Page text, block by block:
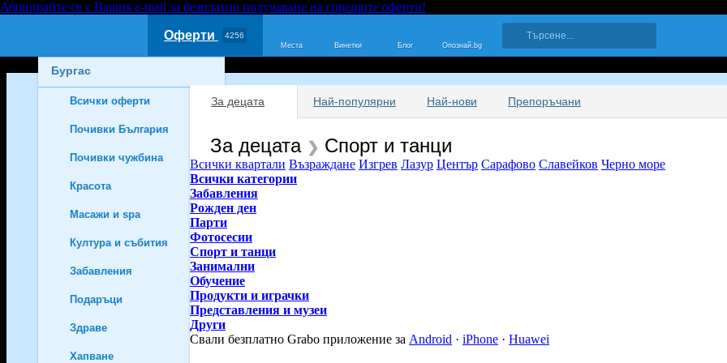
Абонирайте се с Вашия e-mail за безплатно получаване на горещите оферти!
Оферти 4256
Места Винетки Блог Опознай.bg
За децата Най-популярни Най-нови Препоръчани
За децата ❯ Спорт и танци
Всички квартали Възраждане Изгрев Лазур Център Сарафово Славейков Черно море
Всички категории
Забавления
Рожден ден
Парти
Фотосесии
Спорт и танци
Занимални
Обучение
Продукти и играчки
Представления и музеи
Други
Свали безплатно Grabo приложение за Android · iPhone · Huawei
Бургас
1886
Всички оферти
Почивки България
Почивки чужбина
96
Красота
52
Масажи и spa
66
Култура и събития
228
Забавления
144
Подаръци
21
Здраве
Хапване